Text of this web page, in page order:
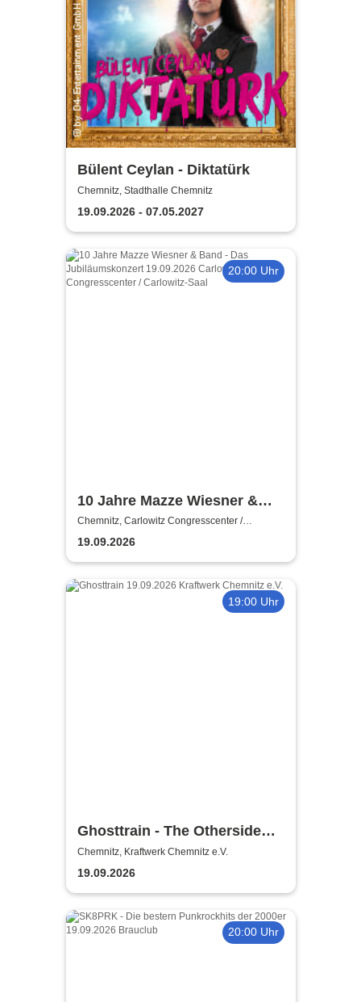
Bülent Ceylan - Diktatürk
Chemnitz, Stadthalle Chemnitz
19.09.2026 - 07.05.2027
20:00 Uhr
10 Jahre Mazze Wiesner &
Band - Das Jubiläumskonzert
Chemnitz, Carlowitz Congresscenter /
Carlowitz-Saal
19.09.2026
19:00 Uhr
Ghosttrain - The Otherside
Festival 2026
Chemnitz, Kraftwerk Chemnitz e.V.
19.09.2026
20:00 Uhr